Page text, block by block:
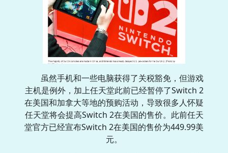
虽然手机和一些电脑获得了关税豁免，但游戏
主机是例外，加上任天堂此前已经暂停了Switch 2
在美国和加拿大等地的预购活动，导致很多人怀疑
任天堂将会提高Switch 2在美国的售价。此前任天
堂官方已经宣布Switch 2在美国的售价为449.99美
元。